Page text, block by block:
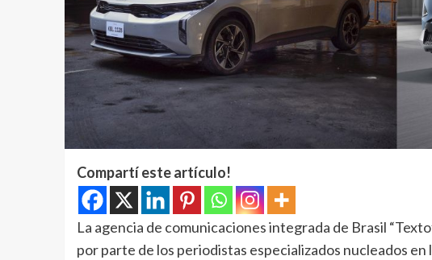
Compartí este artículo!
La agencia de comunicaciones integrada de Brasil
por parte de los periodistas especializados nucleados en